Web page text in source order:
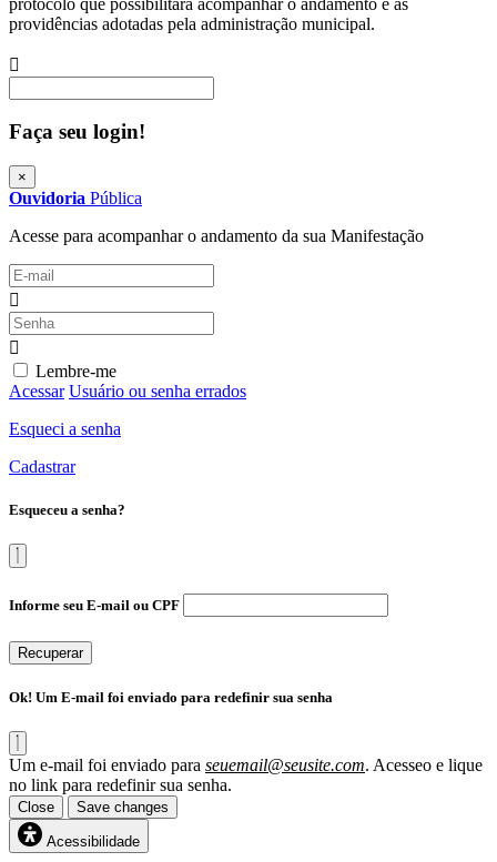
providências adotadas pela administração municipal.
Faça seu login!
×
Ouvidoria Pública
Acesse para acompanhar o andamento da sua Manifestação
Lembre-me
Acessar Usuário ou senha errados
Esqueci a senha
Cadastrar
Esqueceu a senha?
Informe seu E-mail ou CPF
Recuperar
Ok! Um E-mail foi enviado para redefinir sua senha
Um e-mail foi enviado para seuemail@seusite.com. Acesseo e lique
no link para redefinir sua senha.
Close Save changes
Acessibilidade